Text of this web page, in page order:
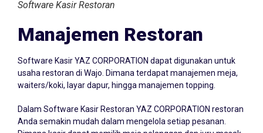
Manajemen Restoran
usaha restoran di Wajo. Dimana terdapat manajemen meja,
waiters/koki, layar dapur, hingga manajemen topping.
Anda semakin mudah dalam mengelola setiap pesanan.
Dimana kasir dapat memilih meja pelanggan dan juru masak